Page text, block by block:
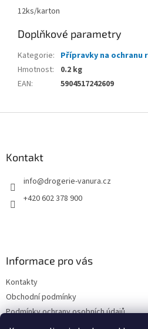
12ks/karton
Doplňkové parametry
Kategorie: Přípravky na ochranu
Hmotnost:
0.2 kg
EAN: 5904517242609
Kontakt
info@drogerie-vanura.cz
+420 602 378 900
Informace pro vás
Kontakty
Obchodní podmínky
Podmínky ochrany osobních údajů
Dodací a platební podmínky